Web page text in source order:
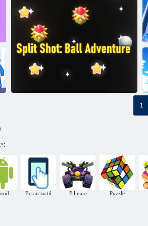
revenire
Împărțit împușcat: aventură cu mingea
1
Ecran tactil Filmare Puzzle